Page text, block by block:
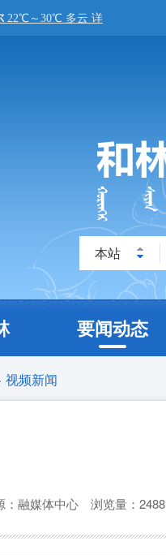
本站
要闻动态
视频新闻
：融媒体中心 浏览量：2488